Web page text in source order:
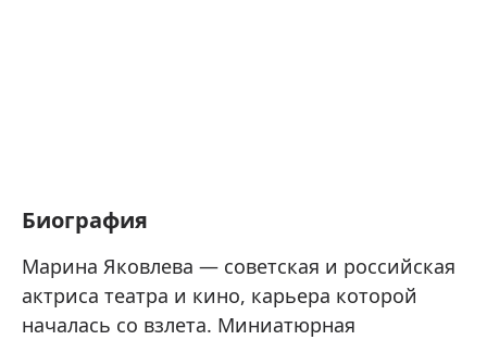
Биография
Марина Яковлева — советская и российская
актриса театра и кино, карьера которой
началась со взлета. Миниатюрная